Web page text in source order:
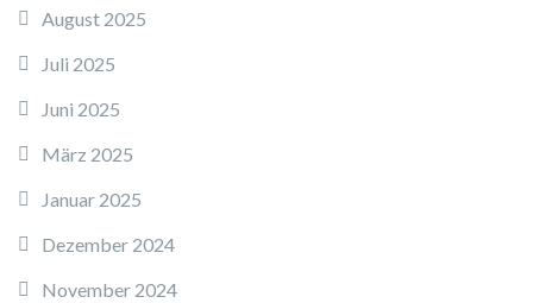
August 2025
Juli 2025
Juni 2025
März 2025
Januar 2025
Dezember 2024
November 2024